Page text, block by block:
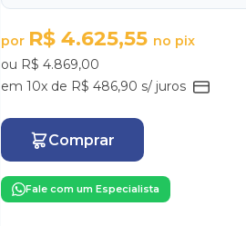
por R$ 4.625,55 no pix
ou R$ 4.869,00
em 10x de R$ 486,90 s/ juros
Comprar
Fale com um Especialista